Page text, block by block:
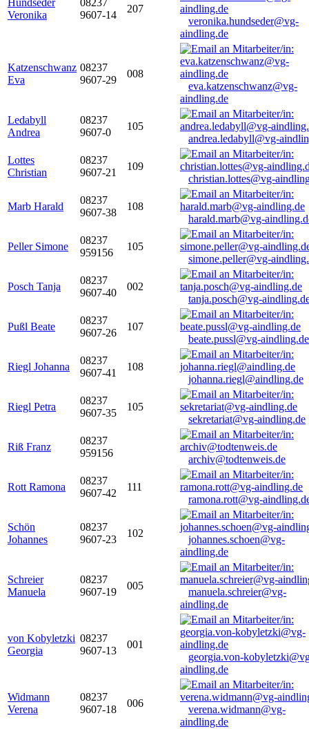
Hundseder
Veronika
08237
9607-14
207
veronika.hundseder@vg-
aindling.de
Katzenschwanz
Eva
08237
9607-29
008
eva.katzenschwanz@vg-
aindling.de
Ledabyll
Andrea
08237
9607-0
105
andrea.ledabyll@vg-
Lottes
Christian
08237
9607-21
109
christian.lottes@vg-
Marb Harald
08237
9607-38
108
harald.marb@vg-
Peller Simone
08237
959156
105
simone.peller@vg-
Posch Tanja
08237
9607-40
002
tanja.posch@vg-
Pußl Beate
08237
9607-26
107
beate.pussl@vg-aindling.de
Riegl Johanna
08237
9607-41
108
johanna.riegl@aindling.de
Riegl Petra
08237
9607-35
105
sekretariat@vg-aindling.de
Riß Franz
08237
959156
archiv@todtenweis.de
Rott Ramona
08237
9607-42
111
ramona.rott@vg-
Schön
Johannes
08237
9607-23
102
johannes.schoen@vg-
aindling.de
Schreier
Manuela
08237
9607-19
005
manuela.schreier@vg-
aindling.de
von Kobyletzki
Georgia
08237
9607-13
001
georgia.von-
aindling.de
Widmann
Verena
08237
9607-18
006
verena.widmann@vg-
aindling.de